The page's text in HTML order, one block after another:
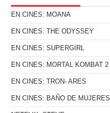
EN CINES: MOANA
EN CINES: THE ODYSSEY
EN CINES: SUPERGIRL
EN CINES: MORTAL KOMBAT 2
EN CINES: TRON- ARES
EN CINES: BAÑO DE MUJERES